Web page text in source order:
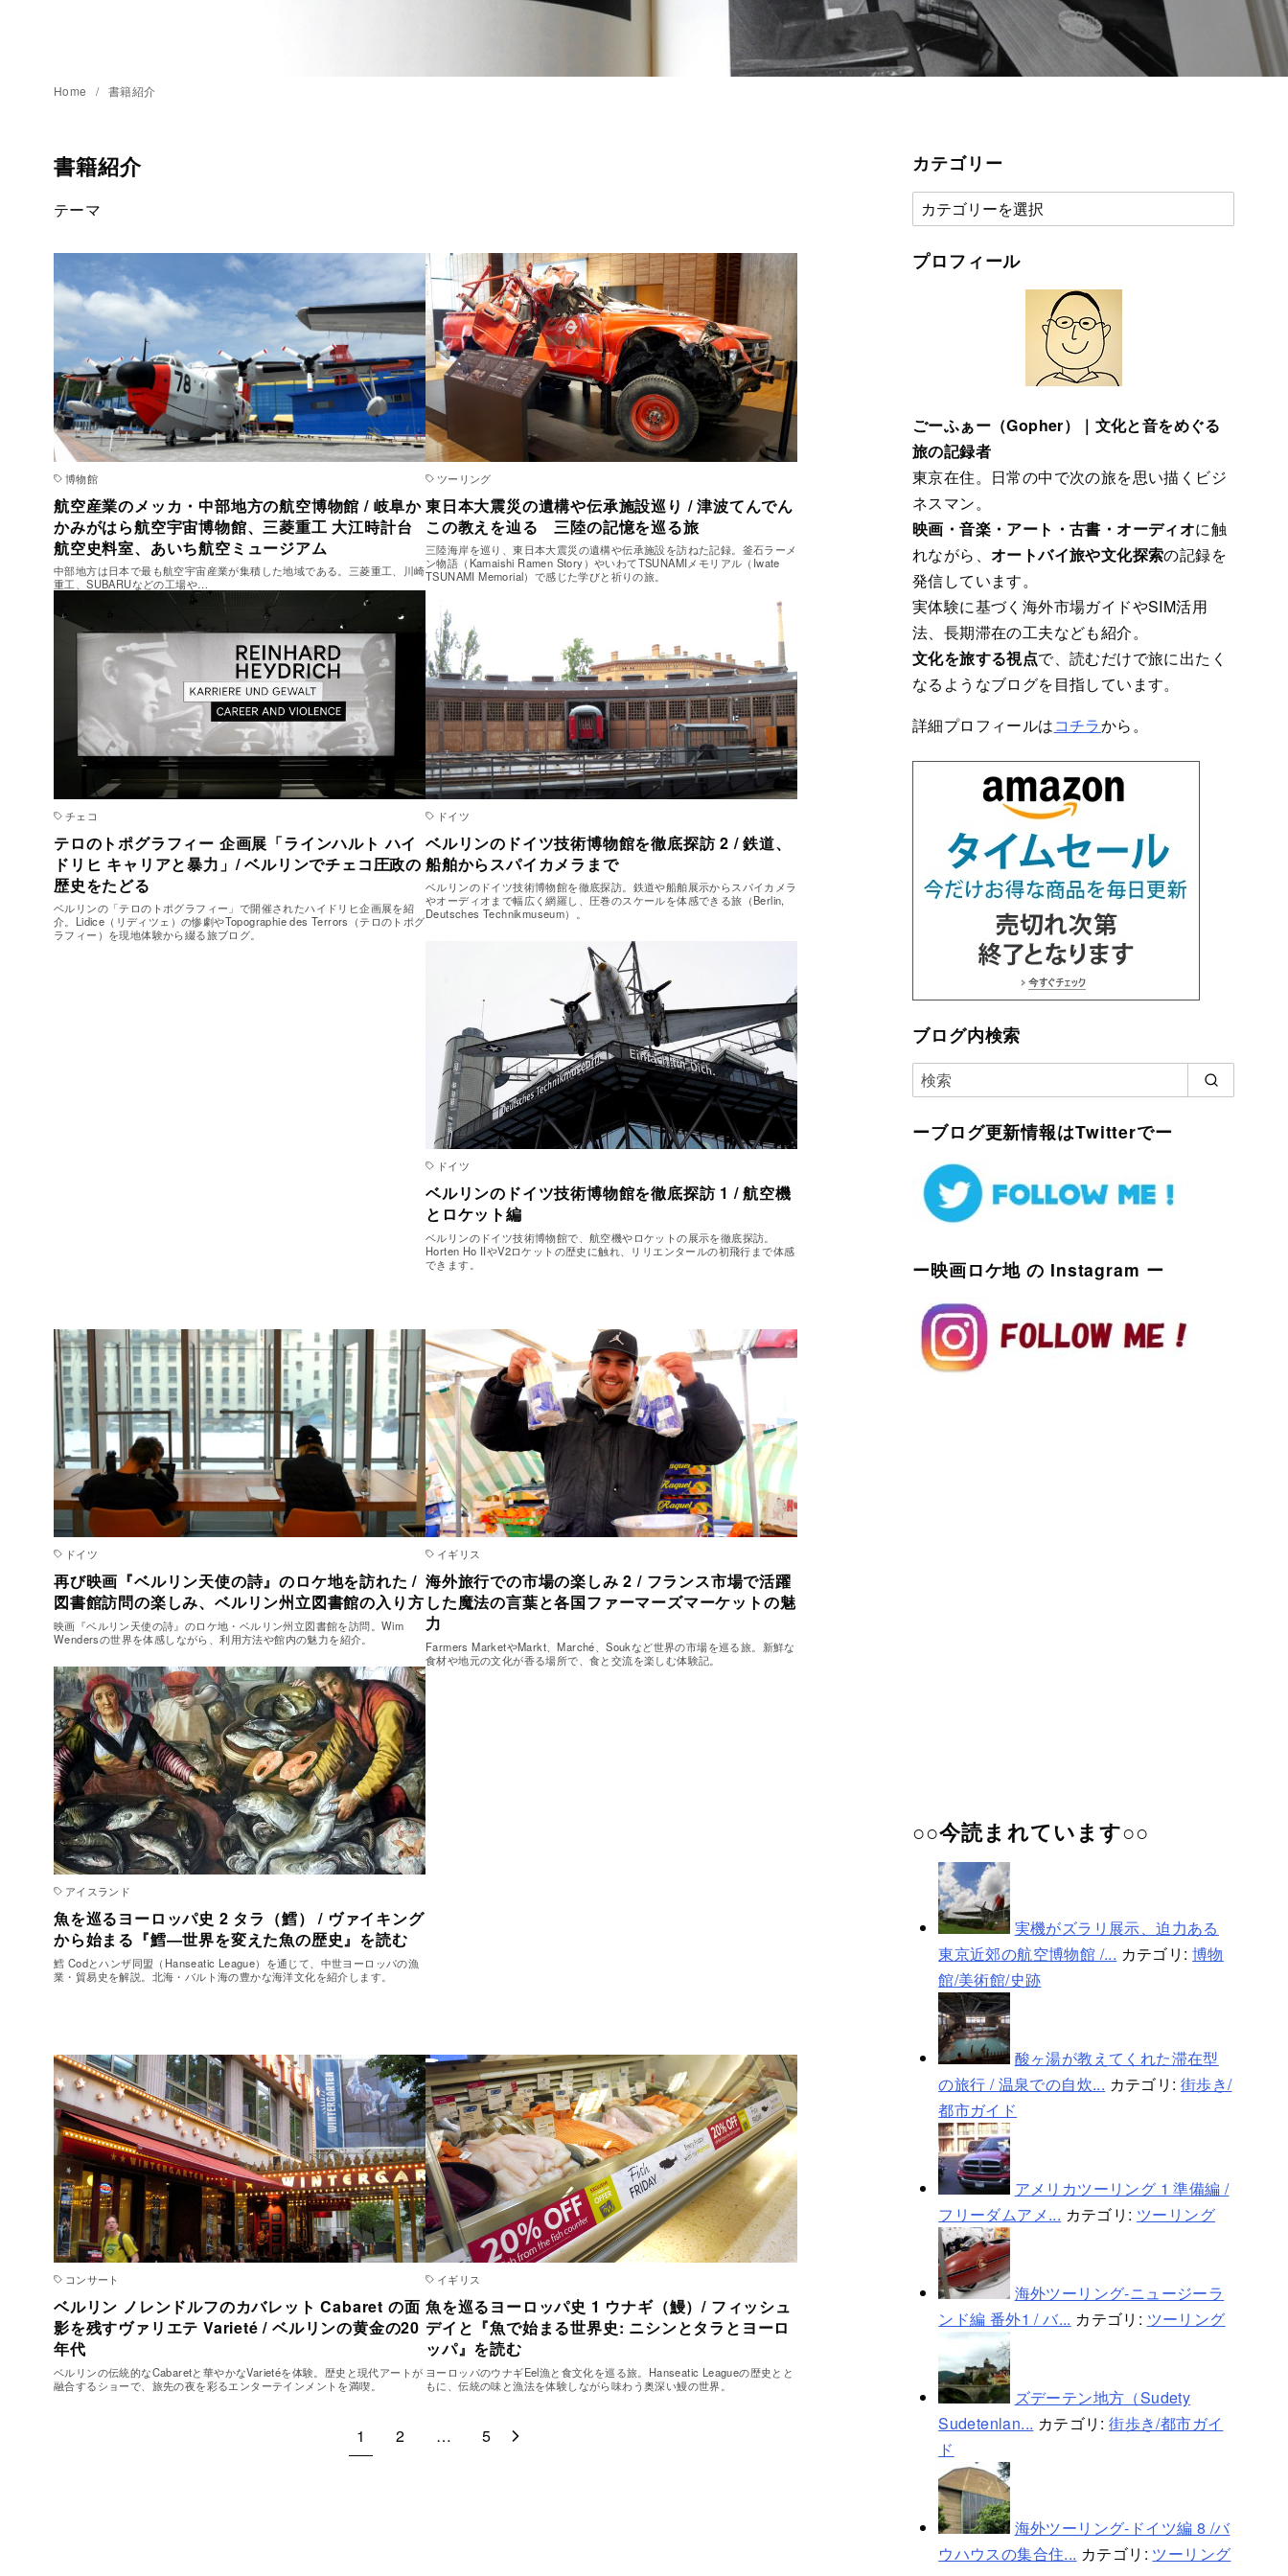
Home 書籍紹介
書籍紹介
テーマ
博物館
航空産業のメッカ・中部地方の航空博物館 / 岐阜か
かみがはら航空宇宙博物館、三菱重工 大江時計台
航空史料室、あいち航空ミュージアム
中部地方は日本で最も航空宇宙産業が集積した地域である。三菱重工、川崎
重工、SUBARUなどの工場や…
ツーリング
東日本大震災の遺構や伝承施設巡り / 津波てんでん
この教えを辿る 三陸の記憶を巡る旅
三陸海岸を巡り、東日本大震災の遺構や伝承施設を訪ねた記録。釜石ラーメ
ン物語（Kamaishi Ramen Story）やいわてTSUNAMIメモリアル（Iwate
TSUNAMI Memorial）で感じた学びと祈りの旅。
チェコ
テロのトポグラフィー 企画展「ラインハルト ハイ
ドリヒ キャリアと暴力」/ ベルリンでチェコ圧政の
歴史をたどる
ベルリンの「テロのトポグラフィー」で開催されたハイドリヒ企画展を紹
介。Lidice（リディツェ）の惨劇やTopographie des Terrors（テロのトポグ
ラフィー）を現地体験から綴る旅ブログ。
ドイツ
ベルリンのドイツ技術博物館を徹底探訪 2 / 鉄道、
船舶からスパイカメラまで
ベルリンのドイツ技術博物館を徹底探訪。鉄道や船舶展示からスパイカメラ
やオーディオまで幅広く網羅し、圧巻のスケールを体感できる旅（Berlin,
Deutsches Technikmuseum）。
ドイツ
ベルリンのドイツ技術博物館を徹底探訪 1 / 航空機
とロケット編
ベルリンのドイツ技術博物館で、航空機やロケットの展示を徹底探訪。
Horten Ho IIやV2ロケットの歴史に触れ、リリエンタールの初飛行まで体感
できます。
ドイツ
再び映画『ベルリン天使の詩』のロケ地を訪れた /
図書館訪問の楽しみ、ベルリン州立図書館の入り方
映画『ベルリン天使の詩』のロケ地・ベルリン州立図書館を訪問。Wim
Wendersの世界を体感しながら、利用方法や館内の魅力を紹介。
イギリス
海外旅行での市場の楽しみ 2 / フランス市場で活躍
した魔法の言葉と各国ファーマーズマーケットの魅
力
Farmers MarketやMarkt、Marché、Soukなど世界の市場を巡る旅。新鮮な
食材や地元の文化が香る場所で、食と交流を楽しむ体験記。
アイスランド
魚を巡るヨーロッパ史 2 タラ（鱈） / ヴァイキング
から始まる『鱈―世界を変えた魚の歴史』を読む
鱈 Codとハンザ同盟（Hanseatic League）を通じて、中世ヨーロッパの漁
業・貿易史を解説。北海・バルト海の豊かな海洋文化を紹介します。
コンサート
ベルリン ノレンドルフのカバレット Cabaret の面
影を残すヴァリエテ Varieté / ベルリンの黄金の20
年代
ベルリンの伝統的なCabaretと華やかなVarietéを体験。歴史と現代アートが
融合するショーで、旅先の夜を彩るエンターテインメントを満喫。
イギリス
魚を巡るヨーロッパ史 1 ウナギ（鰻）/ フィッシュ
デイと『魚で始まる世界史: ニシンとタラとヨーロ
ッパ』を読む
ヨーロッパのウナギEel漁と食文化を巡る旅。Hanseatic Leagueの歴史とと
もに、伝統の味と漁法を体験しながら味わう奥深い鰻の世界。
1 2 … 5
カテゴリー
カ
テ
ゴ
プロフィール
ごーふぁー（Gopher）｜文化と音をめぐる
旅の記録者
東京在住。日常の中で次の旅を思い描くビジ
ネスマン。
映画・音楽・アート・古書・オーディオに触
れながら、 オートバイ旅や文化探索の記録を
発信しています。
実体験に基づく海外市場ガイドやSIM活用
法、長期滞在の工夫なども紹介。
文化を旅する視点で、読むだけで旅に出たく
なるようなブログを目指しています。
詳細プロフィールはコチラから。
ブログ内検索
ーブログ更新情報はTwitterでー
ー映画ロケ地 の Instagram ー
○○今読まれています○○
実機がズラリ展示、迫力ある
東京近郊の航空博物館 /... カテゴリ: 博物
館/美術館/史跡
酸ヶ湯が教えてくれた滞在型
の旅行 / 温泉での自炊... カテゴリ: 街歩き/
都市ガイド
アメリカツーリング 1 準備編 /
フリーダムアメ... カテゴリ: ツーリング
海外ツーリング-ニュージーラ
ンド編 番外1 / バ... カテゴリ: ツーリング
ズデーテン地方（Sudety
Sudetenlan... カテゴリ:街歩き/都市ガイ
ド
海外ツーリング-ドイツ編 8 /バ
ウハウスの集合住... カテゴリ: ツーリング